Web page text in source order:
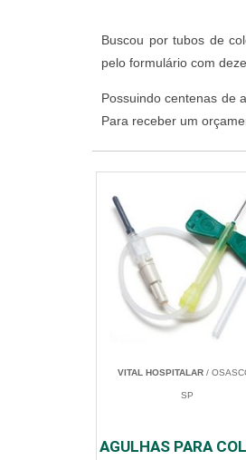
Buscou por tubos de
pelo formulário com
Possuindo centenas de
Para receber um
VITAL HOSPITALAR /
SP
AGULHAS PARA